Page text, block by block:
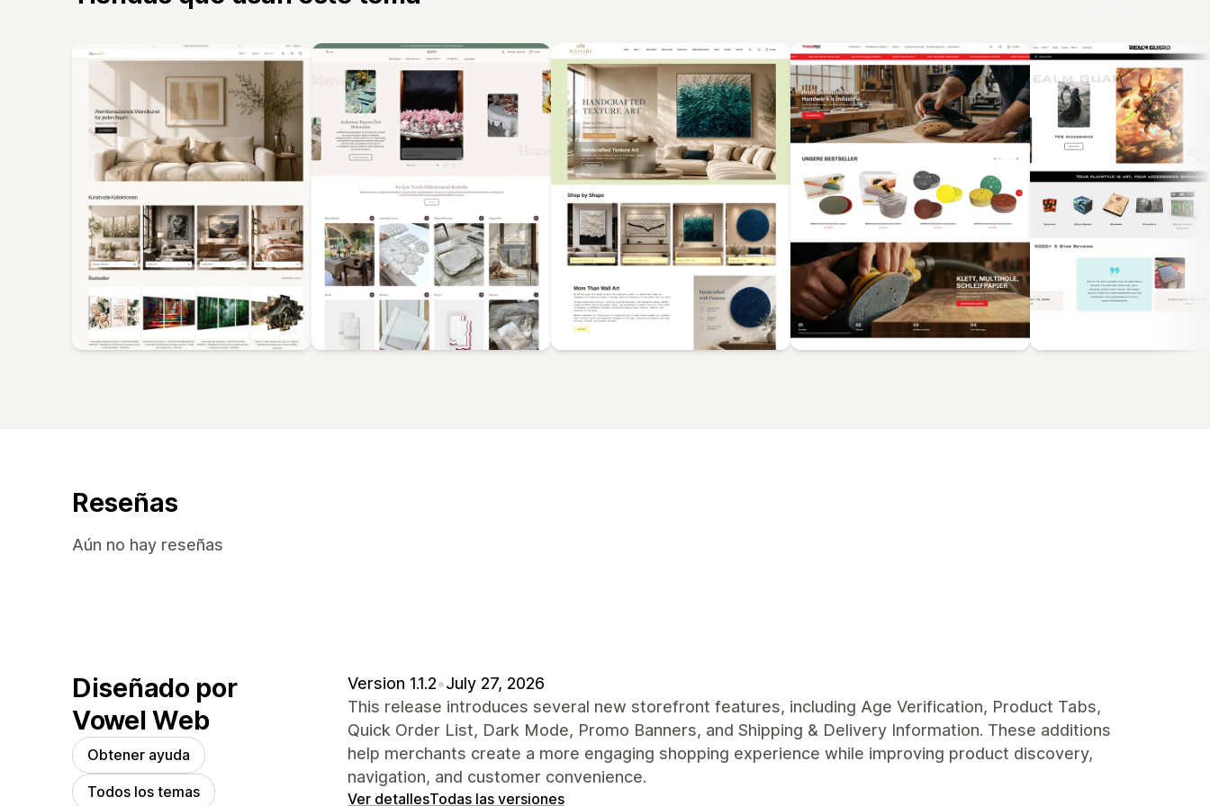
Reseñas
Aún no hay reseñas
Diseñado por
Vowel Web
Obtener ayuda
Todos los temas
Version 1.1.2•July 27, 2026
This release introduces several new storefront features, including Age Verification, Product Tabs,
Quick Order List, Dark Mode, Promo Banners, and Shipping & Delivery Information. These additions
help merchants create a more engaging shopping experience while improving product discovery,
navigation, and customer convenience.
Ver detallesTodas las versiones